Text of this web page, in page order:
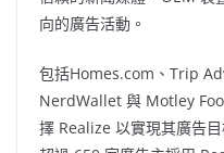
向的廣告活動。
包括Homes.com、Trip
NerdWallet 與 Motley
擇 Realize 以實現其廣告